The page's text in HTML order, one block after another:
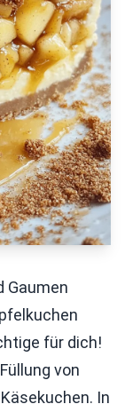
Gaumen
für dich!
von
In